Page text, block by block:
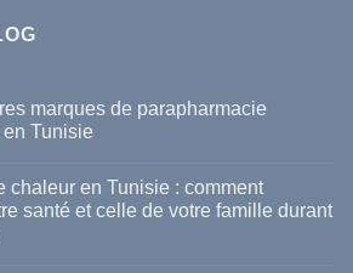
marques de parapharmacie
Tunisie
chaleur en Tunisie : comment
santé et celle de votre famille durant